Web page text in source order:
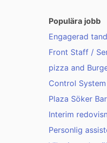
Populära jobb
Engagerad
Front Staff /
pizza and
Control
Plaza Söker
Interim
Personlig